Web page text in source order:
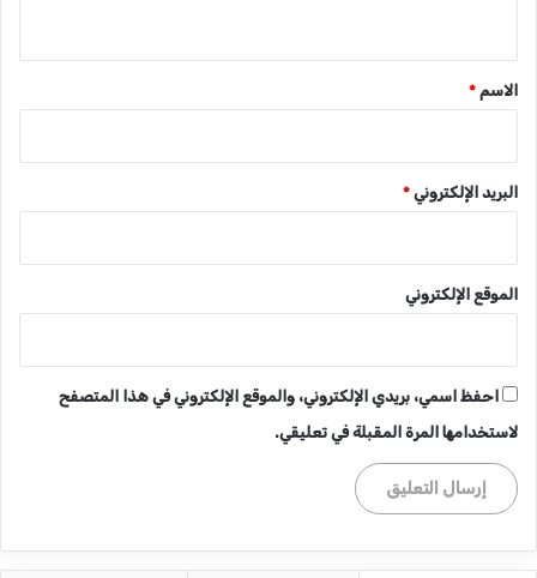
*
الاسم *
البريد الإلكتروني *
الموقع الإلكتروني
احفظ اسمي، بريدي الإلكتروني، والموقع الإلكتروني في هذا المتصفح
لاستخدامها المرة المقبلة في تعليقي.